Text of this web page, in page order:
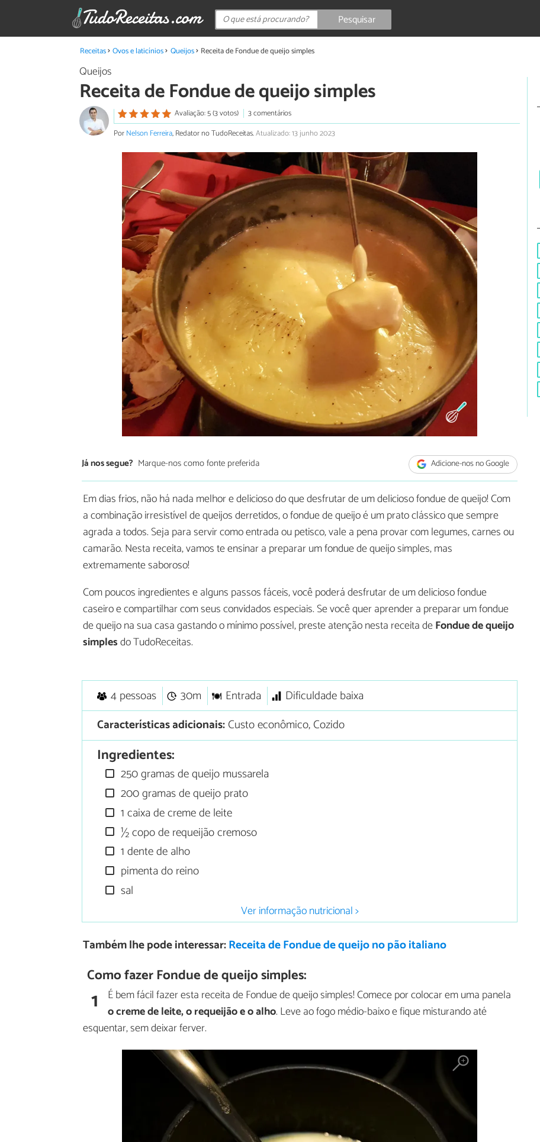
Pesquisar
Receitas Ovos e laticínios Queijos Receita de Fondue de queijo simples
Queijos
Receita de Fondue de queijo simples
Avaliação: 5 (3 votos)
3 comentários
PorNelson Ferreira, Redator no TudoReceitas.Atualizado: 13 junho 2023
Já nos segue? Marque-nos como fonte preferida Adicione-nos no Google
Em dias frios, não há nada melhor e delicioso do que desfrutar de um delicioso fondue de queijo! Com
a combinação irresistível de queijos derretidos, o fondue de queijo é um prato clássico que sempre
agrada a todos. Seja para servir como entrada ou petisco, vale a pena provar com legumes, carnes ou
camarão. Nesta receita, vamos te ensinar a preparar um fondue de queijo simples, mas
extremamente saboroso!
Com poucos ingredientes e alguns passos fáceis, você poderá desfrutar de um delicioso fondue
caseiro e compartilhar com seus convidados especiais. Se você quer aprender a preparar um fondue
de queijo na sua casa gastando o mínimo possível, preste atenção nesta receita deFondue de queijo
simplesdo TudoReceitas.
4 pessoas 30m Entrada
Dificuldade baixa
Características adicionais:Custo econômico, Cozido
Ingredientes:
250 gramas de queijo mussarela
200 gramas de queijo prato
1 caixa de creme de leite
½ copo de requeijão cremoso
1 dente de alho
pimenta do reino
sal
Ver informação nutricional >
Também lhe pode interessar:Receita de Fondue de queijo no pão italiano
Como fazer Fondue de queijo simples:
1
É bem fácil fazer esta receita de Fondue de queijo simples! Comece por colocar em uma panela
o creme de leite, o requeijão e o alho. Leve ao fogo médio-baixo e fique misturando até
esquentar, sem deixar ferver.